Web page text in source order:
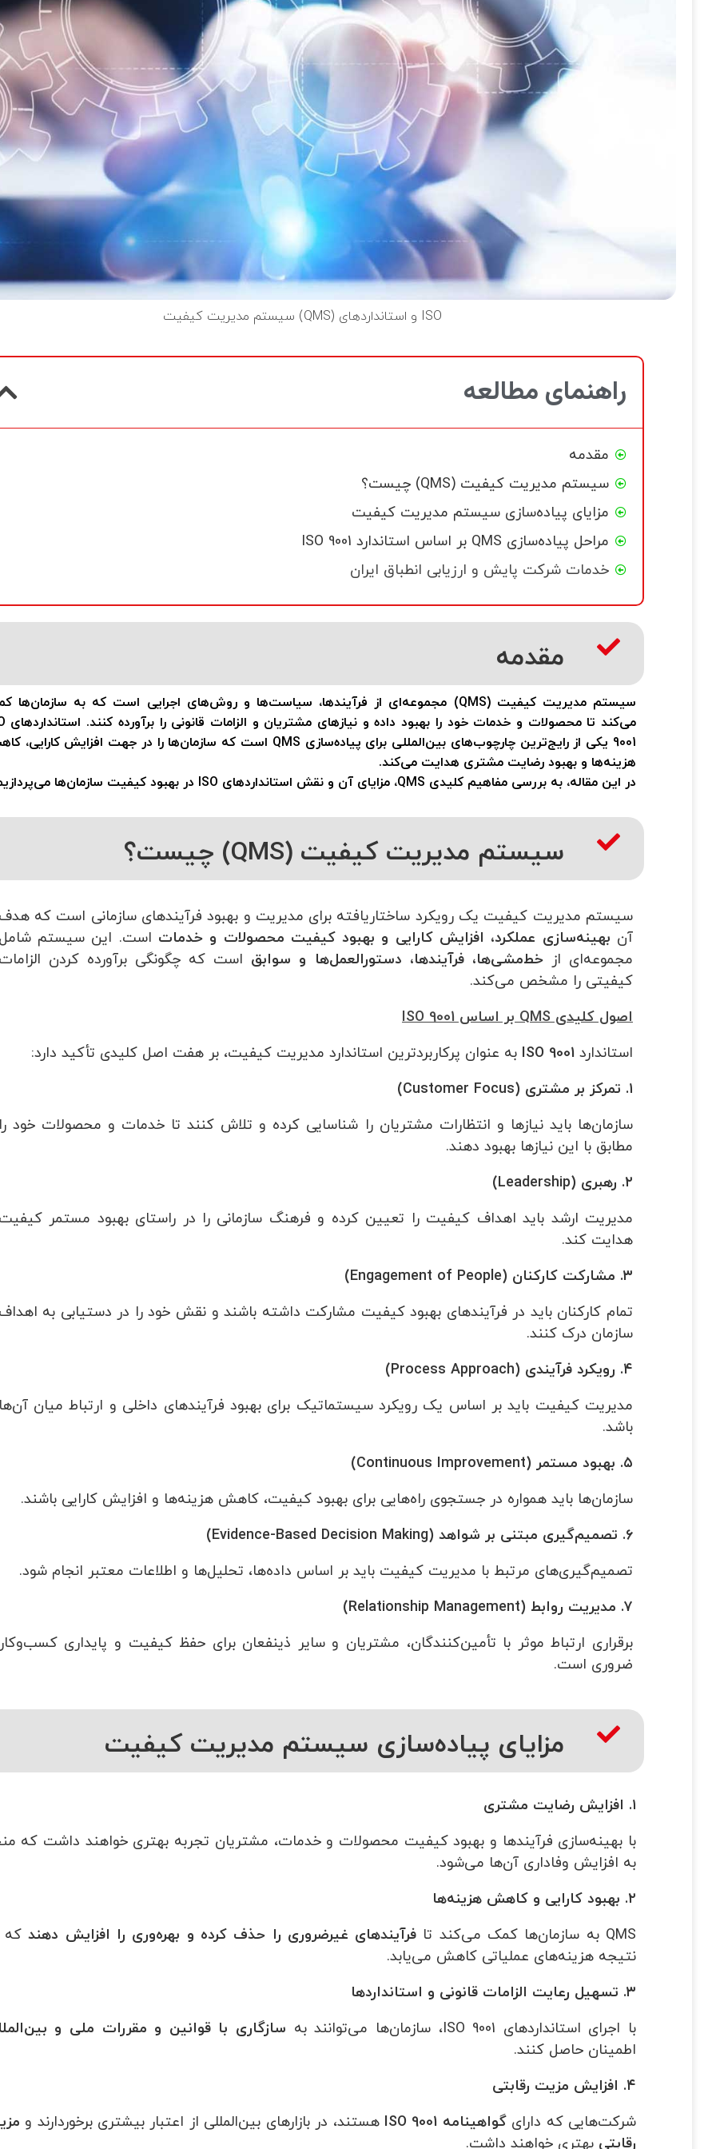
سیستم مدیریت کیفیت (QMS) و استانداردهای ISO
راهنمای مطالعه
مقدمه
سیستم مدیریت کیفیت (QMS) چیست؟
مزایای پیاده‌سازی سیستم مدیریت کیفیت
مراحل پیاده‌سازی QMS بر اساس استاندارد ISO 9001
خدمات شرکت پایش و ارزیابی انطباق ایران
مقدمه
سیستم مدیریت کیفیت (QMS)
مجموعه‌ای از فرآیندها، سیاست‌ها و روش‌های اجرایی است که به سازمان‌ها
می‌کند تا محصولات و خدمات خود را بهبود داده و نیازهای مشتریان و الزامات قانونی را برآورده کنند. استانداردهای
9001 یکی از رایج‌ترین چارچوب‌های بین‌المللی برای پیاده‌سازی QMS است که سازمان‌ها را در جهت افزایش کارایی،
هزینه‌ها و بهبود رضایت مشتری هدایت می‌کند.
در این مقاله، به بررسی مفاهیم کلیدی QMS، مزایای آن و نقش استانداردهای ISO در بهبود کیفیت سازمان‌ها می‌پردازیم.
سیستم مدیریت کیفیت (QMS) چیست؟
سیستم مدیریت کیفیت یک رویکرد ساختاریافته برای مدیریت و بهبود فرآیندهای سازمانی است که هدف
آن بهینه‌سازی عملکرد، افزایش کارایی و بهبود کیفیت محصولات و خدمات است. این سیستم شامل
مجموعه‌ای ازخط‌مشی‌ها، فرآیندها، دستورالعمل‌ها و سوابق است که چگونگی برآورده کردن الزامات
کیفیتی را مشخص می‌کند.
اصول کلیدی QMS بر اساس ISO 9001
استاندارد ISO 9001 به عنوان پرکاربردترین استاندارد مدیریت کیفیت، بر هفت اصل کلیدی تأکید دارد:
۱. تمرکز بر مشتری (Customer Focus)
سازمان‌ها باید نیازها و انتظارات مشتریان را شناسایی کرده و تلاش کنند تا خدمات و محصولات خود را
مطابق با این نیازها بهبود دهند.
۲. رهبری (Leadership)
مدیریت ارشد باید اهداف کیفیت را تعیین کرده و فرهنگ سازمانی را در راستای بهبود مستمر کیفیت
هدایت کند.
۳. مشارکت کارکنان (Engagement of People)
تمام کارکنان باید در فرآیندهای بهبود کیفیت مشارکت داشته باشند و نقش خود را در دستیابی به اهداف
سازمان درک کنند.
۴. رویکرد فرآیندی (Process Approach)
مدیریت کیفیت باید بر اساس یک رویکرد سیستماتیک برای بهبود فرآیندهای داخلی و ارتباط میان آن‌ها
باشد.
۵. بهبود مستمر (Continuous Improvement)
سازمان‌ها باید همواره در جستجوی راه‌هایی برای بهبود کیفیت، کاهش هزینه‌ها و افزایش کارایی باشند.
۶. تصمیم‌گیری مبتنی بر شواهد (Evidence-Based Decision Making)
تصمیم‌گیری‌های مرتبط با مدیریت کیفیت باید بر اساس داده‌ها، تحلیل‌ها و اطلاعات معتبر انجام شود.
۷. مدیریت روابط (Relationship Management)
برقراری ارتباط موثر با تأمین‌کنندگان، مشتریان و سایر ذینفعان برای حفظ کیفیت و پایداری کسب‌وکار
ضروری است.
مزایای پیاده‌سازی سیستم مدیریت کیفیت
۱. افزایش رضایت مشتری
با بهینه‌سازی فرآیندها و بهبود کیفیت محصولات و خدمات، مشتریان تجربه بهتری خواهند داشت که
به افزایش وفاداری آن‌ها می‌شود.
۲. بهبود کارایی و کاهش هزینه‌ها
QMS به سازمان‌ها کمک می‌کند تا
فرآیندهای غیرضروری را حذف کرده و بهره‌وری را افزایش دهندکه
نتیجه هزینه‌های عملیاتی کاهش می‌یابد.
۳. تسهیل رعایت الزامات قانونی و استانداردها
با اجرای استانداردهای ISO 9001، سازمان‌ها می‌توانند به
سازگاری با قوانین و مقررات ملی و
اطمینان حاصل کنند.
۴. افزایش مزیت رقابتی
شرکت‌هایی که دارایگواهینامه هستند، در بازارهای بین‌المللی از اعتبار بیشتری برخوردارند و
رقابتی بهتری خواهند داشت.